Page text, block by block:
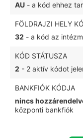
AU - a kód ehhez
FÖLDRAJZI HELY
32 - a kód az
KÓD STÁTUSZA
2 - 2 aktív kódot
BANKFIÓK KÓDJA
nincs
központi bankfiók